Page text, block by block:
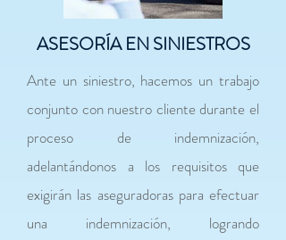
ASESORÍA EN SINIESTROS
Ante un siniestro, hacemos un trabajo
conjunto con nuestro cliente durante el
proceso de indemnización,
adelantándonos a los requisitos que
exigirán las aseguradoras para efectuar
una indemnización, logrando